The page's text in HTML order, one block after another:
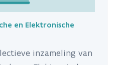
en Elektronische
inzameling van